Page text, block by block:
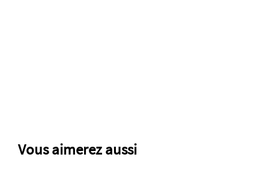
Vous aimerez aussi